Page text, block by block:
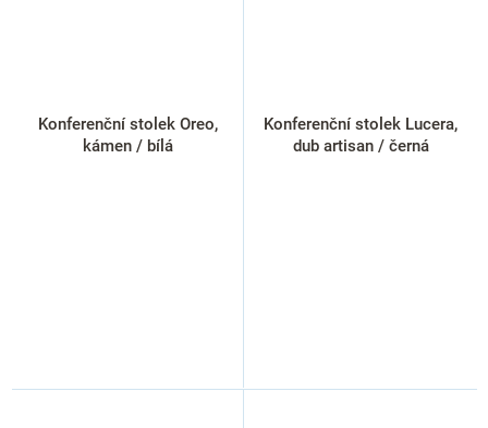
Konferenční stolek Oreo,
kámen / bílá
Konferenční stolek Lucera,
dub artisan / černá